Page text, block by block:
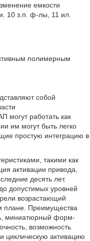
емкости
10 з.п. ф-лы, 11 ил.
полимерным
собой
могут работать как
им могут быть легко
простую интеграцию в
такими как
активации привода,
десять лет.
допустимых уровней
возрастающий
плане. Преимущества
миниатюрный форм-
возможность
циклическую активацию